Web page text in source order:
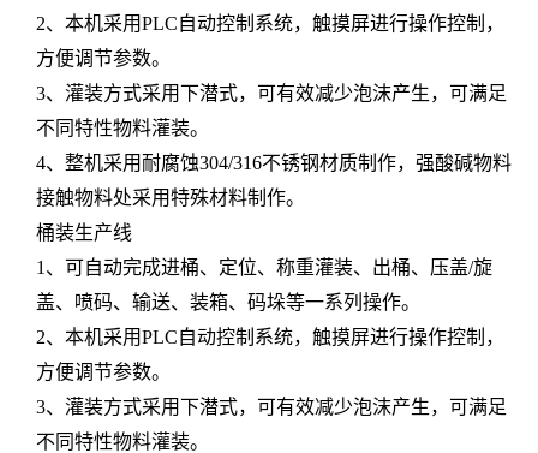
2、本机采用PLC自动控制系统，触摸屏进行操作控制，
方便调节参数。
3、灌装方式采用下潜式，可有效减少泡沫产生，可满足
不同特性物料灌装。
4、整机采用耐腐蚀304/316不锈钢材质制作，强酸碱物料
接触物料处采用特殊材料制作。
桶装生产线
1、可自动完成进桶、定位、称重灌装、出桶、压盖/旋
盖、喷码、输送、装箱、码垛等一系列操作。
2、本机采用PLC自动控制系统，触摸屏进行操作控制，
方便调节参数。
3、灌装方式采用下潜式，可有效减少泡沫产生，可满足
不同特性物料灌装。